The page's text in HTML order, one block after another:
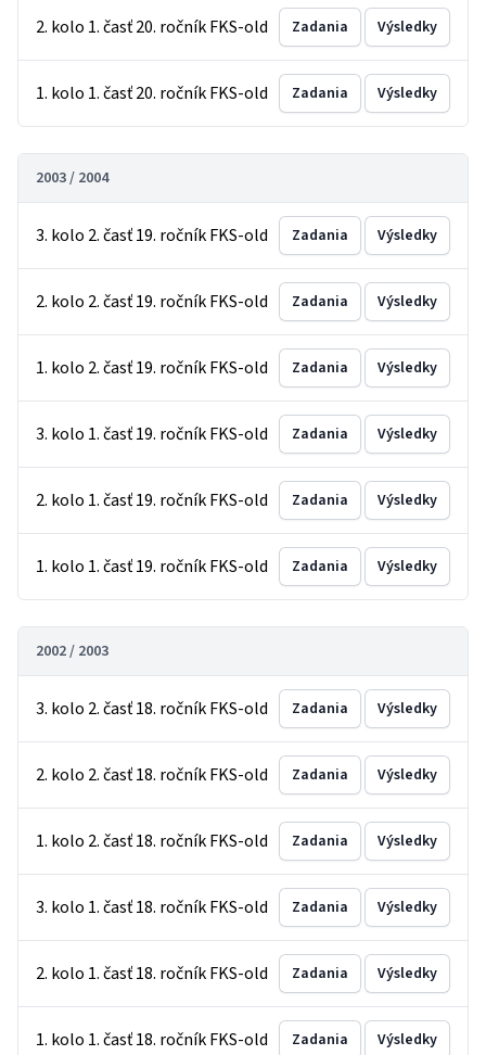
2. kolo 1. časť 20. ročník FKS-old Zadania Výsledky
1. kolo 1. časť 20. ročník FKS-old Zadania Výsledky
2003 / 2004
3. kolo 2. časť 19. ročník FKS-old Zadania Výsledky
2. kolo 2. časť 19. ročník FKS-old Zadania Výsledky
1. kolo 2. časť 19. ročník FKS-old Zadania Výsledky
3. kolo 1. časť 19. ročník FKS-old Zadania Výsledky
2. kolo 1. časť 19. ročník FKS-old Zadania Výsledky
1. kolo 1. časť 19. ročník FKS-old Zadania Výsledky
2002 / 2003
3. kolo 2. časť 18. ročník FKS-old Zadania Výsledky
2. kolo 2. časť 18. ročník FKS-old Zadania Výsledky
1. kolo 2. časť 18. ročník FKS-old Zadania Výsledky
3. kolo 1. časť 18. ročník FKS-old Zadania Výsledky
2. kolo 1. časť 18. ročník FKS-old Zadania Výsledky
1. kolo 1. časť 18. ročník FKS-old Zadania Výsledky